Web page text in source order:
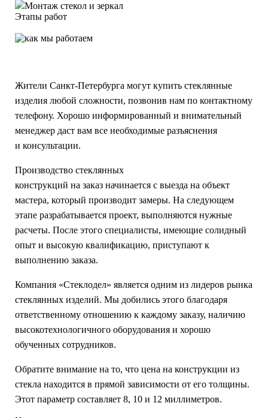
Монтаж стекол и зеркал
Этапы работ
Жители Санкт-Петербурга могут купить стеклянные
изделия любой сложности, позвонив нам по контактному
телефону. Хорошо информированный и внимательный
менеджер даст вам все необходимые разъяснения
и консультации.
Производство стеклянных
конструкций на заказ начинается с выезда на объект
мастера, который производит замеры. На следующем
этапе разрабатывается проект, выполняются нужные
расчеты. После этого специалисты, имеющие солидный
опыт и высокую квалификацию, приступают к
выполнению заказа.
Компания «Стеклодел» является одним из лидеров рынка
стеклянных изделий. Мы добились этого благодаря
ответственному отношению к каждому заказу, наличию
высокотехнологичного оборудования и хорошо
обученных сотрудников.
Обратите внимание на то, что цена на конструкции из
стекла находится в прямой зависимости от его толщины.
Этот параметр составляет 8, 10 и 12 миллиметров.